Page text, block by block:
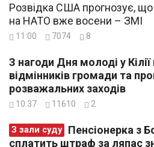
Розвідка США прогнозує,
на НАТО вже восени – ЗМІ
11:00 7074 8
З нагоди Дня молоді у
відмінників громади та
розважальних заходів
10:37 11610 2
З зали суду
сплатить штраф за ляпас